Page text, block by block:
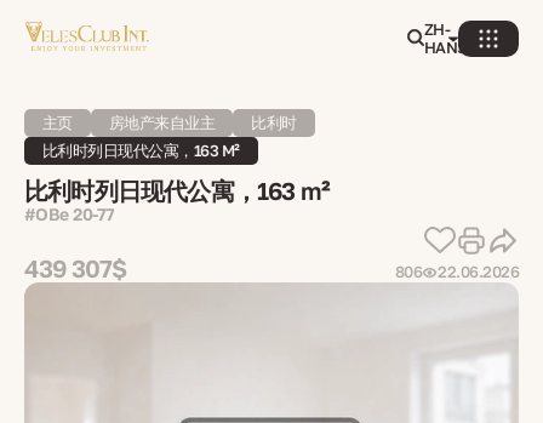
ZH-
HANS
主页 房地产来自业主
比利时
比利时列日现代公寓，163 M²
比利时列日现代公寓，163 m²
#OBe 20-77
439 307$ 806 22.06.2026